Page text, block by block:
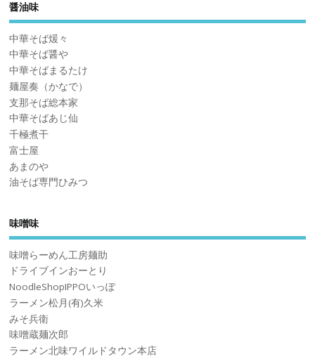
醤油味
中華そば煖々
中華そば醤や
中華そばまるたけ
麺屋奏（かなで）
支那そば総本家
中華そばあじ仙
千極煮干
富士屋
あまのや
油そば専門ひみつ
味噌味
味噌らーめん工房麺助
ドライブインおーとり
NoodleShopIPPOいっぽ
ラーメン松月(有)久米
みそ兵衛
味噌蔵麺次郎
ラーメン北味ワイルドタウン本店